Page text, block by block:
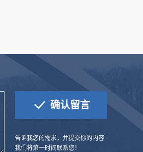
告诉我您的需求，并提交你的内容
我们将第一时间联系您！